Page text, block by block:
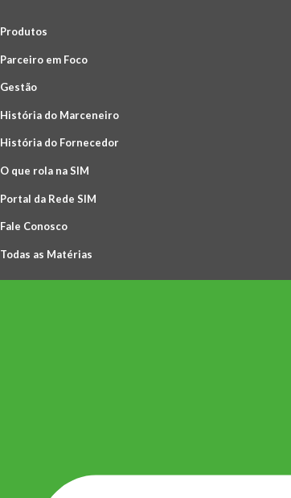
Produtos
Parceiro em Foco
Gestão
História do Marceneiro
História do Fornecedor
O que rola na SIM
Portal da Rede SIM
Fale Conosco
Todas as Matérias